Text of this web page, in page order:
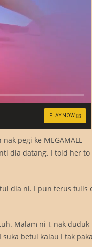
PLAY NOW
pegi ke MEGAMALL
dia datang. I told her to
dia ni. I pun terus tulis
Malam ni I, nak duduk
betul kalau I tak